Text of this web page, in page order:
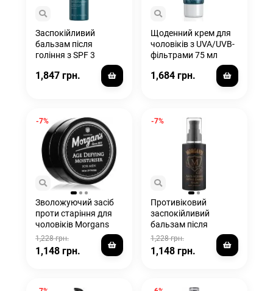
Заспокійливий
бальзам після
гоління з SPF 3
1,847 грн.
Щоденний крем для
чоловіків з UVA/UVB-
фільтрами 75 мл
1,684 грн.
-7%
Зволожуючий засіб
проти старіння для
чоловіків Morgans
Age Defying
Moisturiser For Men
1,228 грн.
1,148 грн.
-7%
Противіковий
заспокійливий
бальзам після
гоління проти
старіння Morgans
Anti-Ageing After-
1,228 грн.
1,148 грн.